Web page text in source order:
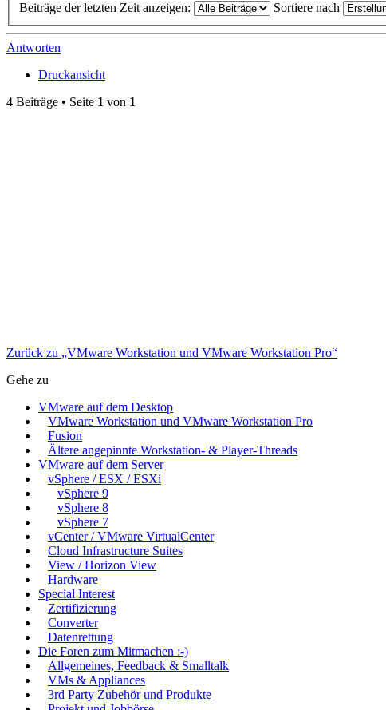
Beiträge der letzten Zeit anzeigen: Sortiere nach
Antworten
Druckansicht
4 Beiträge • Seite 1 von 1
Zurück zu „VMware Workstation und VMware Workstation Pro“
Gehe zu
VMware auf dem Desktop
VMware Workstation und VMware Workstation Pro
Fusion
Ältere angepinnte Workstation- & Player-Threads
VMware auf dem Server
vSphere / ESX / ESXi
vSphere 9
vSphere 8
vSphere 7
vCenter / VMware VirtualCenter
Cloud Infrastructure Suites
View / Horizon View
Hardware
Special Interest
Zertifizierung
Converter
Datenrettung
Die Foren zum Mitmachen :-)
Allgemeines, Feedback & Smalltalk
VMs & Appliances
3rd Party Zubehör und Produkte